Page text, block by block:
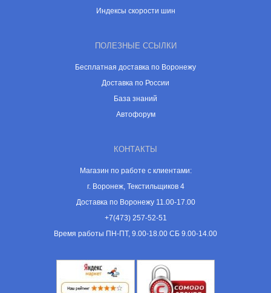
Индексы скорости шин
ПОЛЕЗНЫЕ ССЫЛКИ
Бесплатная доставка по Воронежу
Доставка по России
База знаний
Автофорум
КОНТАКТЫ
Магазин по работе с клиентами:
г. Воронеж, Текстильщиков 4
Доставка по Воронежу 11.00-17.00
+7(473) 257-52-51
Время работы ПН-ПТ, 9.00-18.00 СБ 9.00-14.00